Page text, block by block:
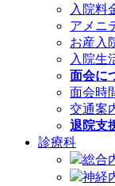
入院料
アメニ
お産入
入院生
面会に
面会時
交通案
退院支
診療科
総合
神経